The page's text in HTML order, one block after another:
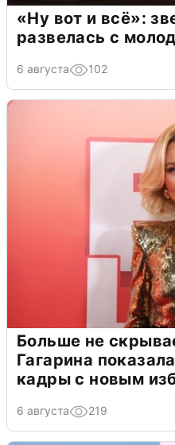
«Ну вот и всё»:
развелась с
6 августа 102
Больше не
Гагарина
кадры с новым
6 августа 219